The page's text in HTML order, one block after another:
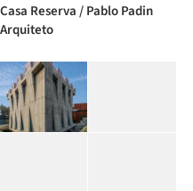
Casa Reserva / Pablo Padin
Arquiteto